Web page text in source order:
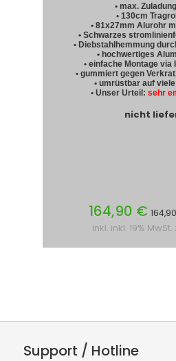
• max.
• 130cm
• 81x27mm Alurohr
• Schwarzes
• Diebstahlhemmung
• hochwertiges
• einfache Montage
• gummiert gegen
• umrüstbar auf
• Unser Urteil: sehr
nicht
164,90 €
inkl. inkl. 19% MwSt.
Support / Hotline